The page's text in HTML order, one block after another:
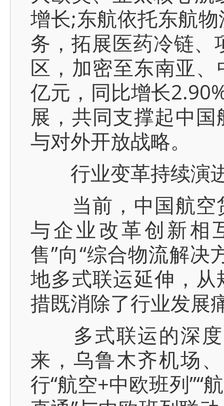
增长;东航依托东航
务，拓展医药冷链
区，加密至东南亚
亿元，同比增长
展，共同支撑起中
与对外开放战略。
行业变革持续演
当前，中国航空
与企业改革创新相
售”向“综合物流解
地多式联运延伸，
措既消除了行业发展
多式联运的深度
来，乌鲁木齐机场
行“航空+中欧班列”“